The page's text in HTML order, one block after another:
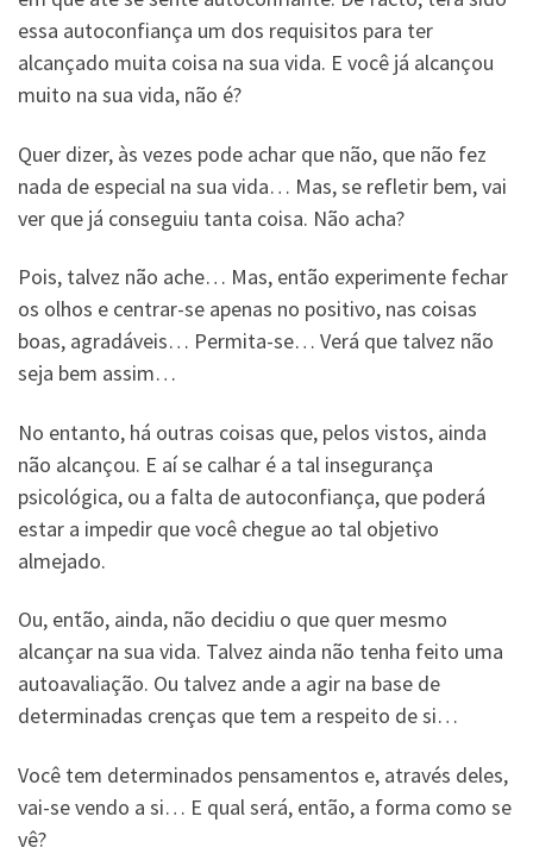
essa autoconfiança um dos requisitos para ter
alcançado muita coisa na sua vida. E você já alcançou
muito na sua vida, não é?
Quer dizer, às vezes pode achar que não, que não fez
nada de especial na sua vida… Mas, se refletir bem, vai
ver que já conseguiu tanta coisa. Não acha?
Pois, talvez não ache… Mas, então experimente fechar
os olhos e centrar-se apenas no positivo, nas coisas
boas, agradáveis… Permita-se… Verá que talvez não
seja bem assim…
No entanto, há outras coisas que, pelos vistos, ainda
não alcançou. E aí se calhar é a tal insegurança
psicológica, ou a falta de autoconfiança, que poderá
estar a impedir que você chegue ao tal objetivo
almejado.
Ou, então, ainda, não decidiu o que quer mesmo
alcançar na sua vida. Talvez ainda não tenha feito uma
autoavaliação. Ou talvez ande a agir na base de
determinadas crenças que tem a respeito de si…
Você tem determinados pensamentos e, através deles,
vai-se vendo a si… E qual será, então, a forma como se
vê?